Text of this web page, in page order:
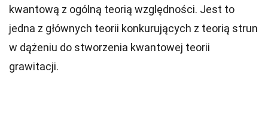
kwantową z ogólną teorią względności. Jest to
jedna z głównych teorii konkurujących z teorią strun
w dążeniu do stworzenia kwantowej teorii
grawitacji.